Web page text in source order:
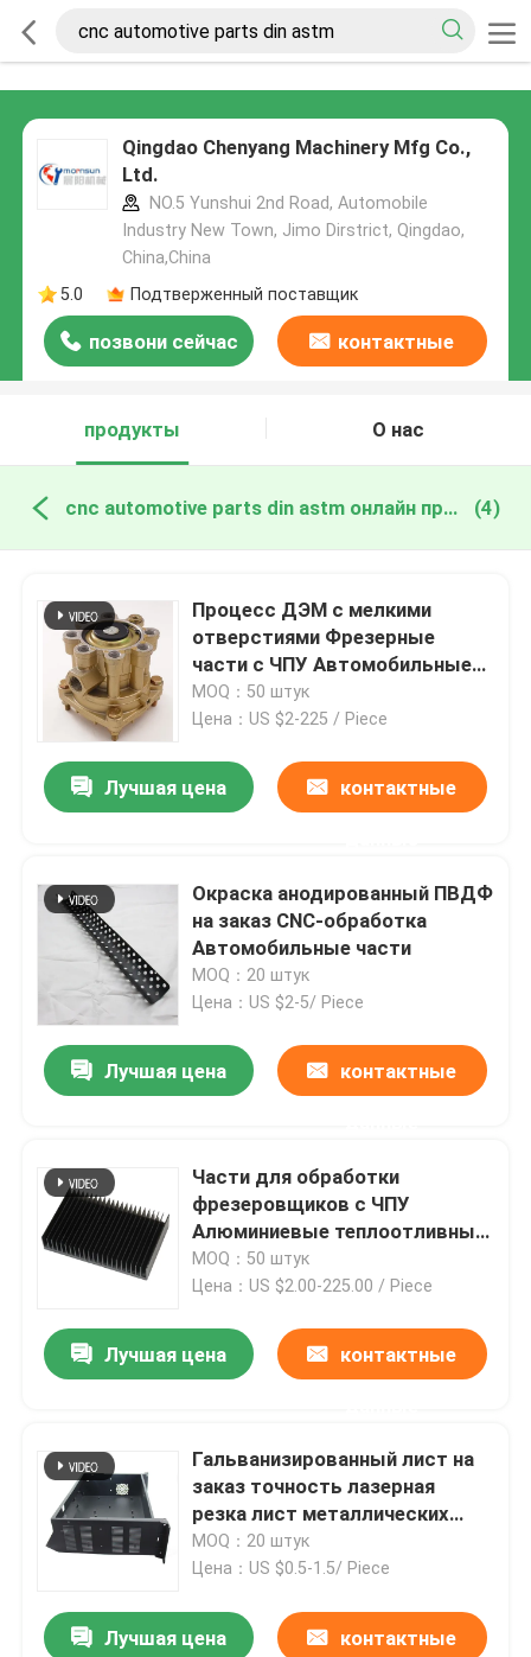
Qingdao Chenyang Machinery Mfg Co.,
Ltd.
NO.5 Yunshui 2nd Road, Automobile
Industry New Town, Jimo Dirstrict, Qingdao,
China,China
5.0
Подтверженный поставщик
позвони сейчас контактные
продукты
О нас
cnc automotive parts din astm онлайн производство (4)
Процесс ДЭМ с мелкими
отверстиями Фрезерные
части с ЧПУ Автомобильные
запасные части DIN ASTM
GOST
MOQ：50 штук
Цена：US $2-225 / Piece
Лучшая цена контактные
Окраска анодированный ПВДФ
на заказ CNC-обработка
Автомобильные части
MOQ：20 штук
Цена：US $2-5/ Piece
Лучшая цена контактные
Части для обработки
фрезеровщиков с ЧПУ
Алюминиевые теплоотливные
краски анодированные
MOQ：50 штук
Цена：US $2.00-225.00 / Piece
Лучшая цена контактные
Гальванизированный лист на
заказ точность лазерная
резка лист металлических
деталей OEM
MOQ：20 штук
Цена：US $0.5-1.5/ Piece
Лучшая цена контактные